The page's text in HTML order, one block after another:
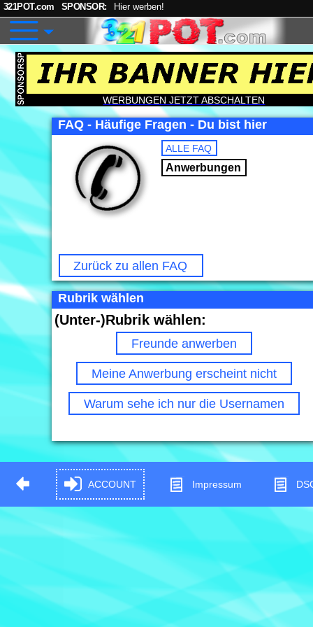
321POT.com SPONSOR: Hier werben!
WERBUNGEN JETZT ABSCHALTEN
FAQ - Häufige Fragen - Du bist hier
ALLE FAQ
Anwerbungen
Zurück zu allen FAQ
Rubrik wählen
(Unter-)Rubrik wählen:
Freunde anwerben
Meine Anwerbung erscheint nicht
Warum sehe ich nur die Usernamen
ACCOUNT Impressum